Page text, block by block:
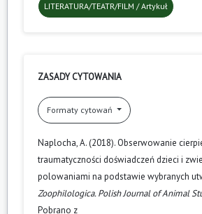
LITERATURA/TEATR/FILM / Artykuł
ZASADY CYTOWANIA
Formaty cytowań
Naplocha, A. (2018). Obserwowanie
traumatyczności doświadczeń dzieci i
polowaniami na podstawie wybranych
Zoophilologica. Polish Journal of Animal
Pobrano z